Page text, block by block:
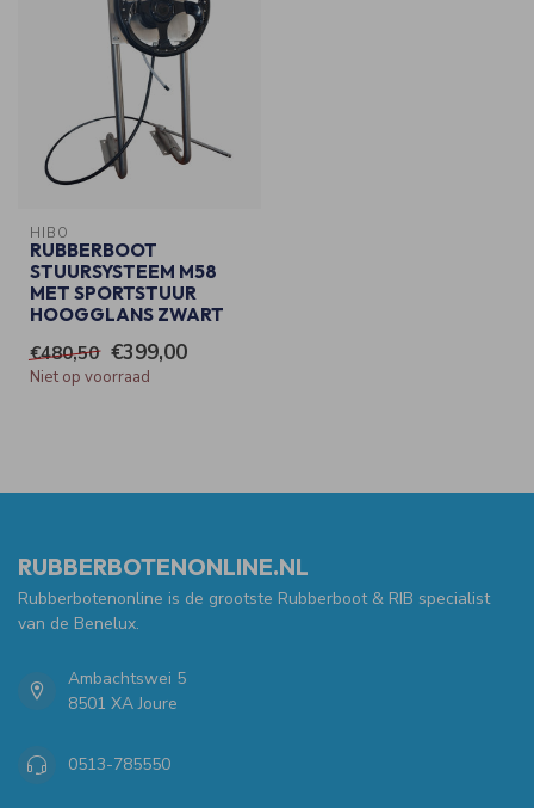
HIBO
RUBBERBOOT
STUURSYSTEEM M58
MET SPORTSTUUR
HOOGGLANS ZWART
€480,50 €399,00
Niet op voorraad
RUBBERBOTENONLINE.NL
Rubberbotenonline is de grootste Rubberboot & RIB specialist
van de Benelux.
Ambachtswei 5
8501 XA Joure
0513-785550